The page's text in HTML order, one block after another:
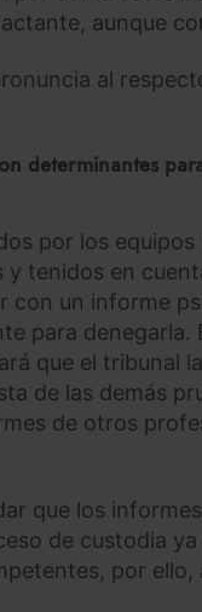
aunque
al
determinantes
por los
y tenidos en
con un informe
para
que el tribunal
de las demás
de otros
que los
de custodia
por